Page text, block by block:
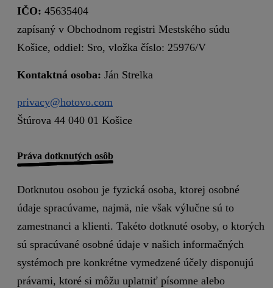
IČO: 45635404
zapísaný v Obchodnom registri Mestského súdu
Košice, oddiel: Sro, vložka číslo: 25976/V
Kontaktná osoba: Ján Strelka
privacy@hotovo.com
Štúrova 44 040 01 Košice
Práva dotknutých osôb
Dotknutou osobou je fyzická osoba, ktorej osobné
údaje spracúvame, najmä, nie však výlučne sú to
zamestnanci a klienti. Takéto dotknuté osoby, o ktorých
sú spracúvané osobné údaje v našich informačných
systémoch pre konkrétne vymedzené účely disponujú
právami, ktoré si môžu uplatniť písomne alebo